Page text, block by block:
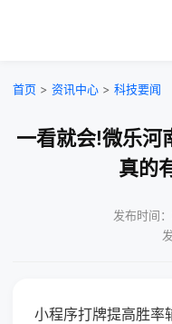
首页 > 资讯中心 > 科技要闻
一看就会!微乐河
真的
发布时间
小程序打牌提高胜率